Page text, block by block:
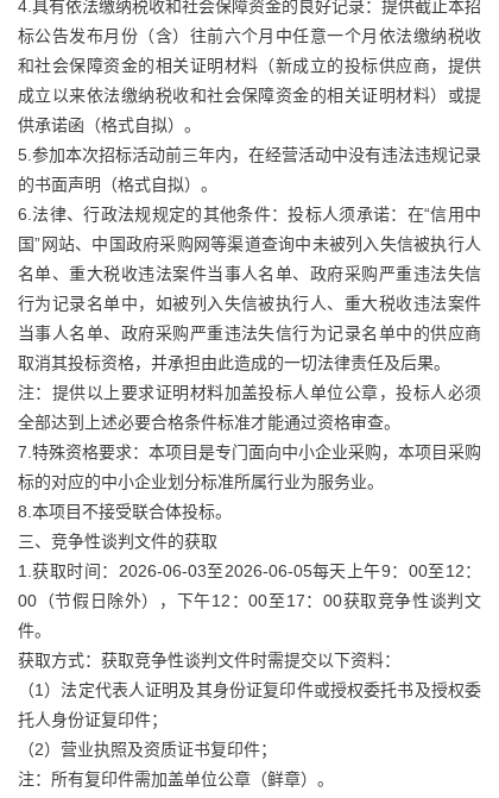
4.具有依法缴纳税收和社会保障资金的良好记录：提供截止本招
标公告发布月份（含）往前六个月中任意一个月依法缴纳税收
和社会保障资金的相关证明材料（新成立的投标供应商，提供
成立以来依法缴纳税收和社会保障资金的相关证明材料）或提
供承诺函（格式自拟）。
5.参加本次招标活动前三年内，在经营活动中没有违法违规记录
的书面声明（格式自拟）。
6.法律、行政法规规定的其他条件：投标人须承诺：在“信用中
国”网站、中国政府采购网等渠道查询中未被列入失信被执行人
名单、重大税收违法案件当事人名单、政府采购严重违法失信
行为记录名单中，如被列入失信被执行人、重大税收违法案件
当事人名单、政府采购严重违法失信行为记录名单中的供应商
取消其投标资格，并承担由此造成的一切法律责任及后果。
注：提供以上要求证明材料加盖投标人单位公章，投标人必须
全部达到上述必要合格条件标准才能通过资格审查。
7.特殊资格要求：本项目是专门面向中小企业采购，本项目采购
标的对应的中小企业划分标准所属行业为服务业。
8.本项目不接受联合体投标。
三、竞争性谈判文件的获取
1.获取时间：2026-06-03至2026-06-05每天上午9：00至12：
00（节假日除外），下午12：00至17：00获取竞争性谈判文
件。
获取方式：获取竞争性谈判文件时需提交以下资料：
（1）法定代表人证明及其身份证复印件或授权委托书及授权委
托人身份证复印件；
（2）营业执照及资质证书复印件；
注：所有复印件需加盖单位公章（鲜章）。